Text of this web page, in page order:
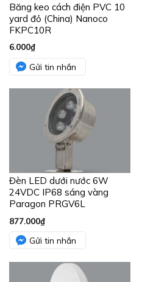
Băng keo cách điện PVC 10
yard đỏ (China) Nanoco
FKPC10R
6.000₫
Gửi tin nhắn
Đèn LED dưới nước 6W
24VDC IP68 sáng vàng
Paragon PRGV6L
877.000₫
Gửi tin nhắn